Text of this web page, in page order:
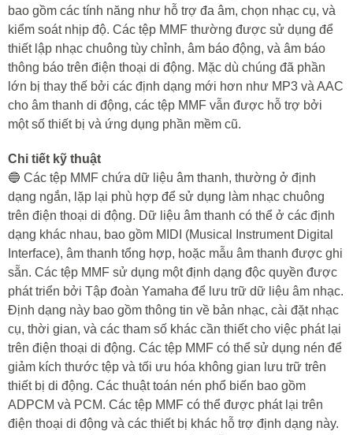
bao gồm các tính năng như hỗ trợ đa âm, chọn nhạc cụ, và
kiểm soát nhịp độ. Các tệp MMF thường được sử dụng để
thiết lập nhạc chuông tùy chỉnh, âm báo động, và âm báo
thông báo trên điện thoại di động. Mặc dù chúng đã phần
lớn bị thay thế bởi các định dạng mới hơn như MP3 và AAC
cho âm thanh di động, các tệp MMF vẫn được hỗ trợ bởi
một số thiết bị và ứng dụng phần mềm cũ.
Chi tiết kỹ thuật
🔵 Các tệp MMF chứa dữ liệu âm thanh, thường ở định
dạng ngắn, lặp lại phù hợp để sử dụng làm nhạc chuông
trên điện thoại di động. Dữ liệu âm thanh có thể ở các định
dạng khác nhau, bao gồm MIDI (Musical Instrument Digital
Interface), âm thanh tổng hợp, hoặc mẫu âm thanh được ghi
sẵn. Các tệp MMF sử dụng một định dạng độc quyền được
phát triển bởi Tập đoàn Yamaha để lưu trữ dữ liệu âm nhạc.
Định dạng này bao gồm thông tin về bản nhạc, cài đặt nhạc
cụ, thời gian, và các tham số khác cần thiết cho việc phát lại
trên điện thoại di động. Các tệp MMF có thể sử dụng nén để
giảm kích thước tệp và tối ưu hóa không gian lưu trữ trên
thiết bị di động. Các thuật toán nén phổ biến bao gồm
ADPCM và PCM. Các tệp MMF có thể được phát lại trên
điện thoại di động và các thiết bị khác hỗ trợ định dạng này.